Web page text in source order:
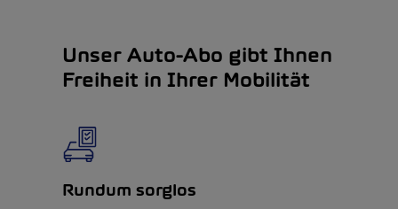
Unser Auto-Abo gibt Ihnen
Freiheit in Ihrer Mobilität
Rundum sorglos